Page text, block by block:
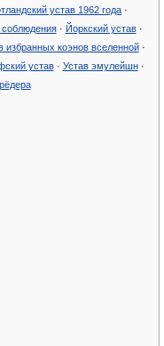
устав 1962 года ·
соблюдения· Йоркский устав·
коэнов вселенной·
устав· Устав эмулейшн·